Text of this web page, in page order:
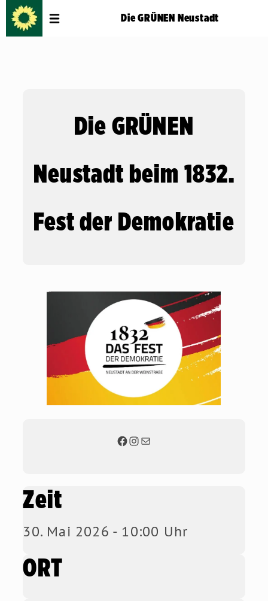
Die GRÜNEN Neustadt
Die GRÜNEN
Neustadt beim 1832.
Fest der Demokratie
Zeit
30. Mai 2026 - 10:00 Uhr
ORT